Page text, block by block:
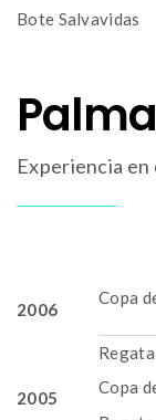
Bote Salvavidas
Experiencia
2006
Copa
2005
Copa